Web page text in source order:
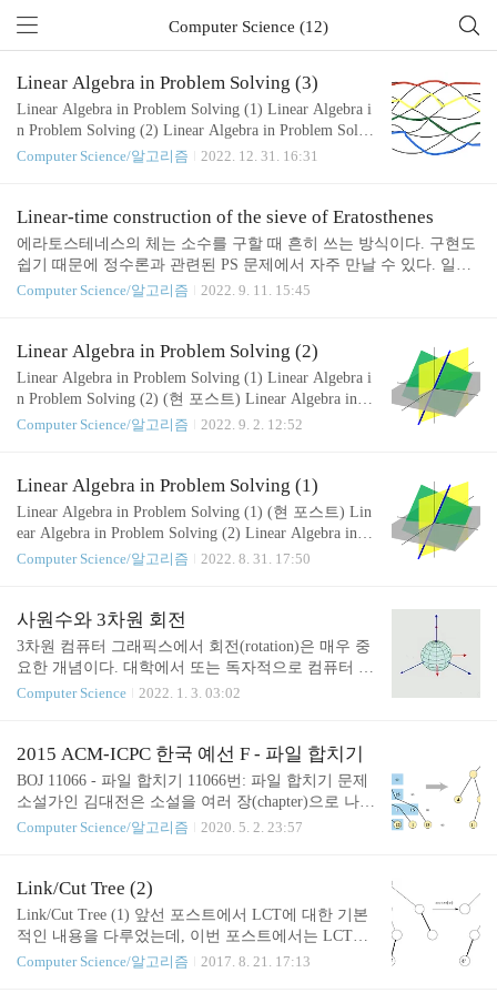
Computer Science (12)
Linear Algebra in Problem Solving (3)
Linear Algebra in Problem Solving (1) Linear Algebra i
n Problem Solving (2) Linear Algebra in Problem Solvi
ng (3) (현 포스트) 기존 두 포스트에서는 선형대수학
아보았다. 하지만 PS에서 대놓고 이런 값을 구하라고
요구하는 문제는 드물고, 보통 선형대수학을 응용해
야 하는 문제가 나오게 된다. 대표적인 예시가 1편에
셈으로 생각하는 방식이다. 이 포스트에서는 좀더 고
를 다룬다. 이분 그래프의 인접 행렬 PS는 물론..
Computer Science/알고리즘 2022. 12. 31. 16:31
Linear-time construction of the sieve of Eratosthenes
에라토스테네스의 체는 소수를 구할 때 흔히 쓰는 방식이다. 구현도
쉽기 때문에 정수론과 관련된 PS 문제에서 자주 만날 수 있다. 일반
적으로는 아래와 같이 구현한다. vector sieve_of_eratosthenes(int n) {
Computer Science/알고리즘 2022. 9. 11. 15:45
Linear Algebra in Problem Solving (2)
Linear Algebra in Problem Solving (1) Linear Algebra i
n Problem Solving (2) (현 포스트) Linear Algebra in Pr
oblem Solving (3) 이 포스트에서는 선형대수학 시리
이므로 전편을 먼저 읽는 것을 권장한다. 특성다항식
\(n\times n\) 행렬 \(A\)의 특성다항식(characteristic pol
ynomial) \(f_A\)는 아래와 같이 정의된다. \[f_A(x):=
\det(xI-A)\] 이 다항식은 최고차항의 계수가 1인 \(n\)
차 다항식이며, 아래와 같이 여러 성질을 가지고 있
Computer Science/알고리즘 2022. 9. 2. 12:52
Linear Algebra in Problem Solving (1)
Linear Algebra in Problem Solving (1) (현 포스트) Lin
ear Algebra in Problem Solving (2) Linear Algebra in Pr
oblem Solving (3) 선형대수학(linear algebra)은 벡터
용이 되고 있고 수학에서의 중요성 또한 매우 높다.
컴퓨터 과학도 예외는 아닌데, 이런 이유로 많은 학
교에서 컴퓨터 과학/공학과에서 기초 선형대수학을
서는 PS에서 등장하는 선형대수학 관련 문제들을 해
예정이다. 일반..
Computer Science/알고리즘 2022. 8. 31. 17:50
사원수와 3차원 회전
3차원 컴퓨터 그래픽스에서 회전(rotation)은 매우 중
요한 개념이다. 대학에서 또는 독자적으로 컴퓨터 그
래픽스의 원리를 공부한 적이 있는 독자라면 3차원
\)를 회전축으로 반시계 방향으로 \(\theta\)만큼 회전
시키는 동작을 사원수 방식으로는 아래와 같이 나타
낸다: \[\cos(\theta/2)+x\sin(\theta/2)\mathbf{i}+y\sin(\th
eta/2)\mathbf{j}+z\sin(\theta/2)\mathbf{k}\,.\] 사원수
는 우리가 익히 아는 일반적인 실수나 복소수와는 또
같이 3차원 ..
Computer Science 2022. 1. 3. 03:02
2015 ACM-ICPC 한국 예선 F - 파일 합치기
BOJ 11066 - 파일 합치기 11066번: 파일 합치기 문제
소설가인 김대전은 소설을 여러 장(chapter)으로 나누
어 쓰는데, 각 장은 각각 다른 파일에 저장하곤 한다.
개의 파일을 만든다. 이 과정에서 두 개의 파일을 합
쳐서 하나의 임시파일을 만들고, 이 임시파일이나 원
래의 파일을 계속 두 개씩 합쳐서 소설의 여러 장들
하나의 파일로 합친다. 두 개의 파일을 www.acmicpc.
Computer Science/알고리즘 2020. 5. 2. 23:57
Link/Cut Tree (2)
Link/Cut Tree (1) 앞선 포스트에서 LCT에 대한 기본
적인 내용을 다루었는데, 이번 포스트에서는 LCT가
어떻게 활용될 수 있는지 간단하게만 알아보려고 한
Computer Science/알고리즘 2017. 8. 21. 17:13